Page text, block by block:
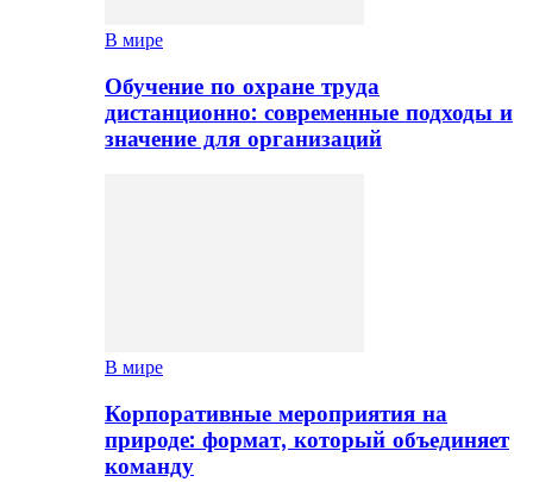
В мире
Обучение по охране труда
дистанционно: современные подходы и
значение для организаций
В мире
Корпоративные мероприятия на
природе: формат, который объединяет
команду